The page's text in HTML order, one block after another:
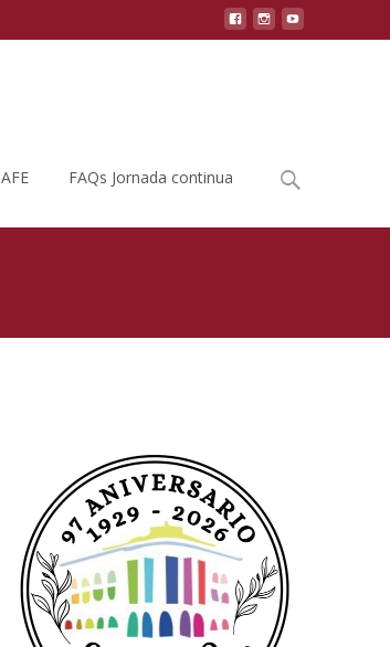
AFE FAQs Jornada continua
Buscar
por: